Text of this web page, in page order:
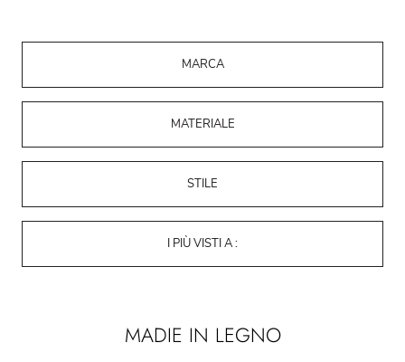
MARCA
MATERIALE
STILE
I PIÙ VISTI A :
MADIE IN LEGNO